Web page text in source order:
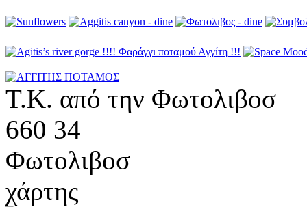
Τ.Κ. από την Φωτολιβοσ
660 34
Φωτολιβοσ
χάρτης